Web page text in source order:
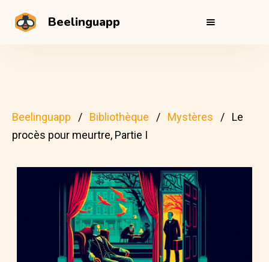
Beelinguapp
Beelinguapp Bibliothèque Mystères
Le
procès pour meurtre, Partie I